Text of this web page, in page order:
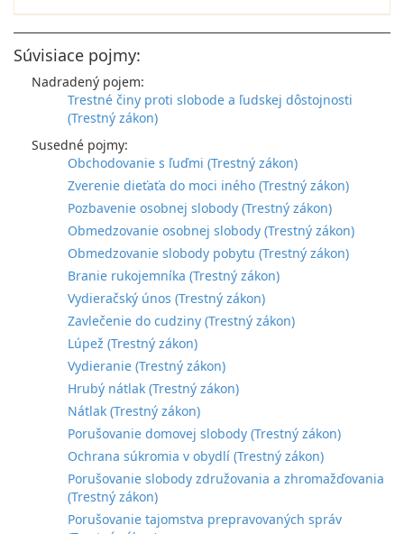
Súvisiace pojmy:
Nadradený pojem:
Trestné činy proti slobode a ľudskej dôstojnosti
(Trestný zákon)
Susedné pojmy:
Obchodovanie s ľuďmi (Trestný zákon)
Zverenie dieťaťa do moci iného (Trestný zákon)
Pozbavenie osobnej slobody (Trestný zákon)
Obmedzovanie osobnej slobody (Trestný zákon)
Obmedzovanie slobody pobytu (Trestný zákon)
Branie rukojemníka (Trestný zákon)
Vydieračský únos (Trestný zákon)
Zavlečenie do cudziny (Trestný zákon)
Lúpež (Trestný zákon)
Vydieranie (Trestný zákon)
Hrubý nátlak (Trestný zákon)
Nátlak (Trestný zákon)
Porušovanie domovej slobody (Trestný zákon)
Ochrana súkromia v obydlí (Trestný zákon)
Porušovanie slobody združovania a zhromažďovania
(Trestný zákon)
Porušovanie tajomstva prepravovaných správ